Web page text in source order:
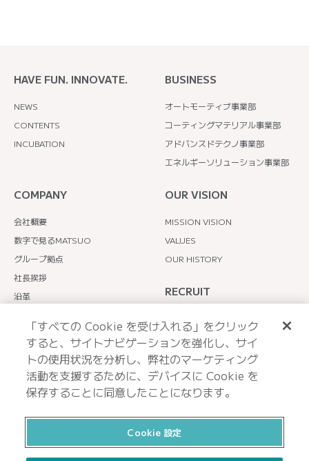
HAVE FUN. INNOVATE.
NEWS
CONTENTS
INCUBATION
BUSINESS
オートモーティブ事業部
コーティングマテリアル事業部
アドバンスドテクノ事業部
エネルギーソリューション事業部
COMPANY
会社概要
数字で見るMATSUO
グループ拠点
社長挨拶
沿革
OUR VISION
MISSION VISION
VALUES
OUR HISTORY
RECRUIT
社員インタビュー
MATSUOのリアル
「すべての Cookie を受け入れる」をクリック
すると、サイトナビゲーションを強化し、サイ
トの使用状況を分析し、弊社のマーケティング
活動を支援するために、デバイスに Cookie を
保存することに同意したことになります。
Cookie 設定